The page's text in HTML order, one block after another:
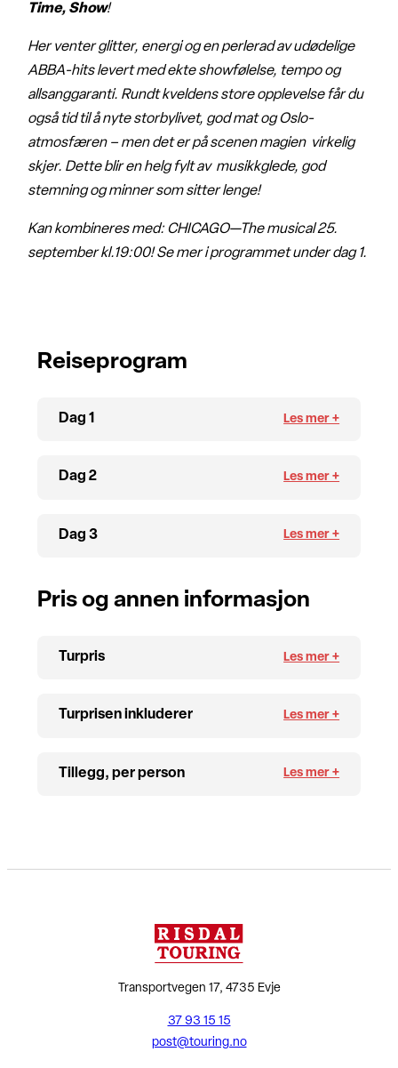
Time, Show!
Her venter glitter, energi og en perlerad av udødelige
ABBA-hits levert med ekte showfølelse, tempo og
allsanggaranti. Rundt kveldens store opplevelse får du
også tid til å nyte storbylivet, god mat og Oslo-
atmosfæren – men det er på scenen magien virkelig
skjer. Dette blir en helg fylt av musikkglede, god
stemning og minner som sitter lenge!
Kan kombineres med: CHICAGO—The musical 25.
september kl.19:00!Se mer i programmet under dag 1.
Reiseprogram
Dag 1
Dag 2
Dag 3
Pris og annen informasjon
Turpris
Turprisen inkluderer
Tillegg, per person
Transportvegen 17, 4735 Evje
37 93 15 15
post@touring.no